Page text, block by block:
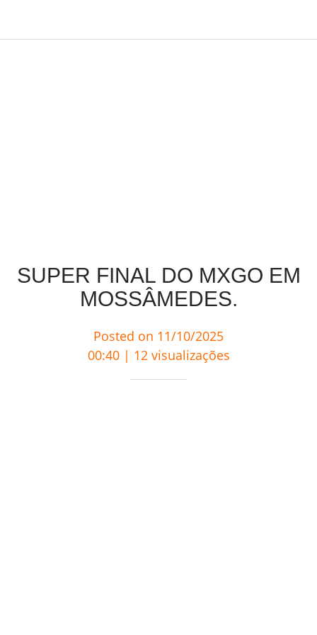
SUPER FINAL DO MXGO EM
MOSSÂMEDES.
Posted on 11/10/2025
00:40 | 12 visualizações